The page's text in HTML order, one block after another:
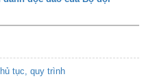
tục, quy trình